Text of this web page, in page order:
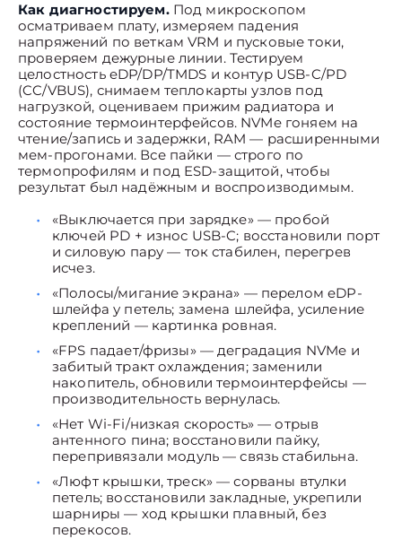
Как диагностируем.Под микроскопом
осматриваем плату, измеряем падения
напряжений по веткам VRM и пусковые токи,
проверяем дежурные линии. Тестируем
целостность eDP/DP/TMDS и контур USB-C/PD
(CC/VBUS), снимаем теплокарты узлов под
нагрузкой, оцениваем прижим радиатора и
состояние термоинтерфейсов. NVMe гоняем на
чтение/запись и задержки, RAM — расширенными
мем-прогонами. Все пайки — строго по
термопрофилям и под ESD-защитой, чтобы
результат был надёжным и воспроизводимым.
«Выключается при зарядке» — пробой
ключей PD + износ USB-C; восстановили порт
и силовую пару — ток стабилен, перегрев
исчез.
«Полосы/мигание экрана» — перелом eDP-
шлейфа у петель; замена шлейфа, усиление
креплений — картинка ровная.
«FPS падает/фризы» — деградация NVMe и
забитый тракт охлаждения; заменили
накопитель, обновили термоинтерфейсы —
производительность вернулась.
«Нет Wi-Fi/низкая скорость» — отрыв
антенного пина; восстановили пайку,
перепривязали модуль — связь стабильна.
«Люфт крышки, треск» — сорваны втулки
петель; восстановили закладные, укрепили
шарниры — ход крышки плавный, без
перекосов.